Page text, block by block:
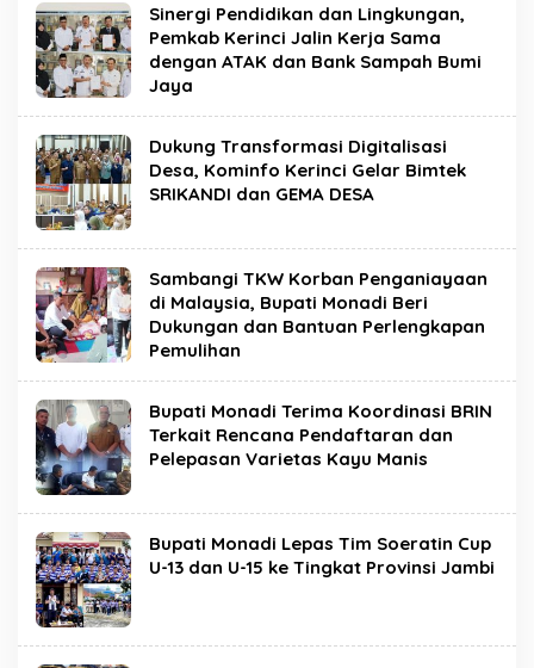
Sinergi Pendidikan dan Lingkungan,
Pemkab Kerinci Jalin Kerja Sama
dengan ATAK dan Bank Sampah Bumi
Jaya
Dukung Transformasi Digitalisasi
Desa, Kominfo Kerinci Gelar Bimtek
SRIKANDI dan GEMA DESA
Sambangi TKW Korban Penganiayaan
di Malaysia, Bupati Monadi Beri
Dukungan dan Bantuan Perlengkapan
Pemulihan
Bupati Monadi Terima Koordinasi BRIN
Terkait Rencana Pendaftaran dan
Pelepasan Varietas Kayu Manis
Bupati Monadi Lepas Tim Soeratin Cup
U-13 dan U-15 ke Tingkat Provinsi Jambi